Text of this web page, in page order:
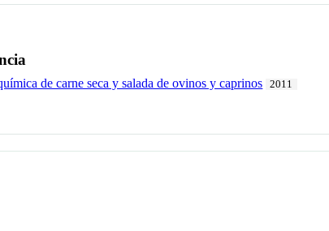
de carne seca y salada de ovinos y caprinos 2011